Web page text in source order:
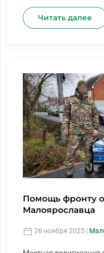
Читать далее
Помощь фронту
Малоярославца
26 ноября 2025 |